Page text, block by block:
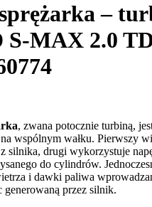
–
S-MAX 2.0
, zwana potocznie turbiną,
wspólnym wałku. Pierwszy
silnika, drugi wykorzystuje
do cylindrów.
i dawki paliwa
generowaną przez silnik.